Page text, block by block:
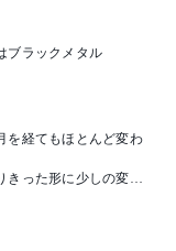
ブラックメタル
を経てもほとんど変わ
きった形に少しの変化
になっているのです